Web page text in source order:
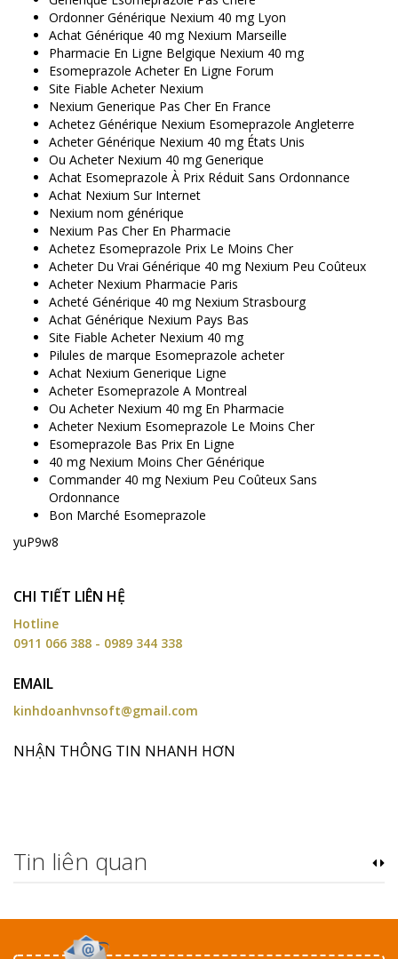
Ordonner Générique Nexium 40 mg Lyon
Achat Générique 40 mg Nexium Marseille
Pharmacie En Ligne Belgique Nexium 40 mg
Esomeprazole Acheter En Ligne Forum
Site Fiable Acheter Nexium
Nexium Generique Pas Cher En France
Achetez Générique Nexium Esomeprazole Angleterre
Acheter Générique Nexium 40 mg États Unis
Ou Acheter Nexium 40 mg Generique
Achat Esomeprazole À Prix Réduit Sans Ordonnance
Achat Nexium Sur Internet
Nexium nom générique
Nexium Pas Cher En Pharmacie
Achetez Esomeprazole Prix Le Moins Cher
Acheter Du Vrai Générique 40 mg Nexium Peu Coûteux
Acheter Nexium Pharmacie Paris
Acheté Générique 40 mg Nexium Strasbourg
Achat Générique Nexium Pays Bas
Site Fiable Acheter Nexium 40 mg
Pilules de marque Esomeprazole acheter
Achat Nexium Generique Ligne
Acheter Esomeprazole A Montreal
Ou Acheter Nexium 40 mg En Pharmacie
Acheter Nexium Esomeprazole Le Moins Cher
Esomeprazole Bas Prix En Ligne
40 mg Nexium Moins Cher Générique
Commander 40 mg Nexium Peu Coûteux Sans
Ordonnance
Bon Marché Esomeprazole
yuP9w8
CHI TIẾT LIÊN HỆ
Hotline
0911 066 388 - 0989 344 338
EMAIL
kinhdoanhvnsoft@gmail.com
NHẬN THÔNG TIN NHANH HƠN
Tin liên quan